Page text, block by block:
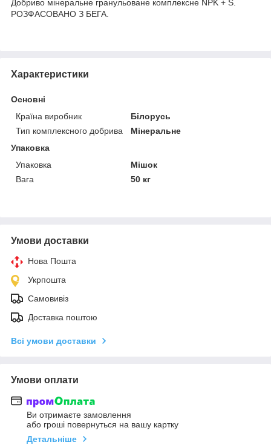
Добриво мінеральне гранульоване комплексне NPK + S.
РОЗФАСОВАНО З БЕГА.
Характеристики
Основні
Країна виробник
Білорусь
Тип комплексного добрива
Мінеральне
Упаковка
Упаковка
Мішок
Вага
50 кг
Умови доставки
Нова Пошта
Укрпошта
Самовивіз
Доставка поштою
Всі умови доставки
Умови оплати
Ви отримаєте замовлення
або гроші повернуться на вашу картку
Детальніше